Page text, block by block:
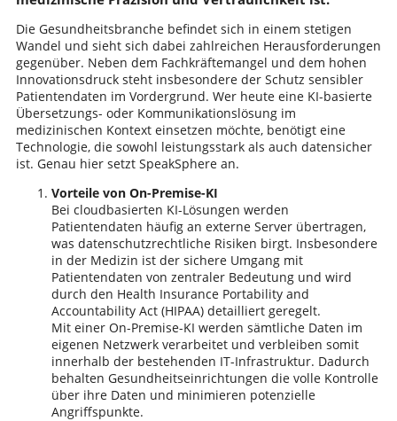
Die Gesundheitsbranche befindet sich in einem stetigen
Wandel und sieht sich dabei zahlreichen Herausforderungen
gegenüber. Neben dem Fachkräftemangel und dem hohen
Innovationsdruck steht insbesondere der Schutz sensibler
Patientendaten im Vordergrund. Wer heute eine KI-basierte
Übersetzungs- oder Kommunikationslösung im
medizinischen Kontext einsetzen möchte, benötigt eine
Technologie, die sowohl leistungsstark als auch datensicher
ist. Genau hier setzt SpeakSphere an.
Vorteile von On-Premise-KI
Bei cloudbasierten KI-Lösungen werden
Patientendaten häufig an externe Server übertragen,
was datenschutzrechtliche Risiken birgt. Insbesondere
in der Medizin ist der sichere Umgang mit
Patientendaten von zentraler Bedeutung und wird
durch den Health Insurance Portability and
Accountability Act (HIPAA) detailliert geregelt.
Mit einer On-Premise-KI werden sämtliche Daten im
eigenen Netzwerk verarbeitet und verbleiben somit
innerhalb der bestehenden IT-Infrastruktur. Dadurch
behalten Gesundheitseinrichtungen die volle Kontrolle
über ihre Daten und minimieren potenzielle
Angriffspunkte.